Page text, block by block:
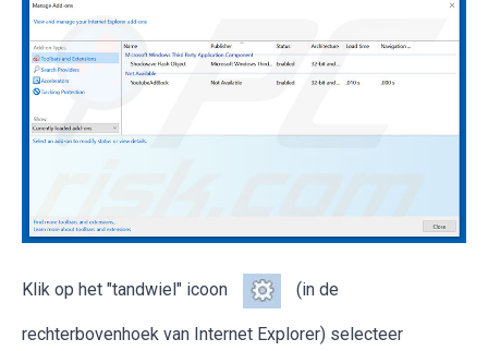
Klik op het "tandwiel" icoon (in de
rechterbovenhoek van Internet Explorer) selecteer